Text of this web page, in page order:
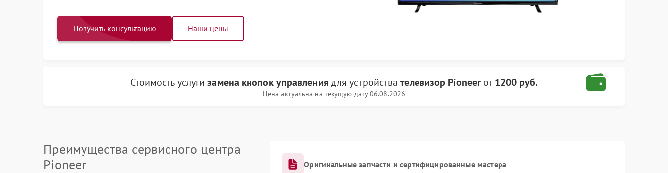
Получить консультацию Наши цены
Стоимость услугизамена кнопок управления для устройствателевизор Pioneer от1200 руб.
Цена актуальна на текущую дату 06.08.2026
Преимущества сервисного центра
Pioneer
Оригинальные запчасти и сертифицированные мастера